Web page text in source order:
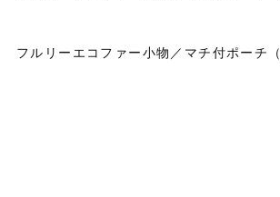
フルリーエコファー小物／マチ付ポーチ